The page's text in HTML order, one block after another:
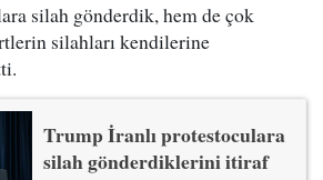
silah gönderdik, hem de çok
silahları kendilerine
Trump İranlı protestoculara
silah gönderdiklerini itiraf